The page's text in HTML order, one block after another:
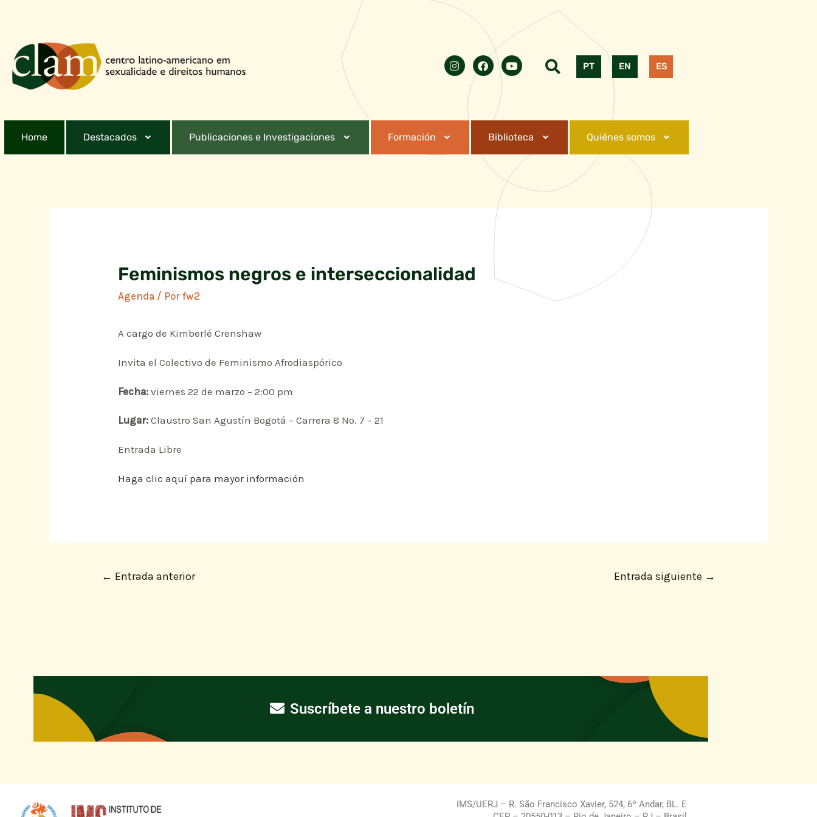
PT EN ES
Home Destacados Publicaciones e Investigaciones Formación Biblioteca Quiénes somos
Feminismos negros e interseccionalidad
Agenda / Porfw2
A cargo de Kimberlé Crenshaw
Invita el Colectivo de Feminismo Afrodiaspórico
Fecha: viernes 22 de marzo – 2:00 pm
Lugar: Claustro San Agustín Bogotá – Carrera 8 No. 7 – 21
Entrada Libre
Haga clic aquí para mayor información
← Entrada anterior Entrada siguiente →
Suscríbete a nuestro boletín
IMS/UERJ – R. São Francisco Xavier, 524, 6º Andar, BL. E